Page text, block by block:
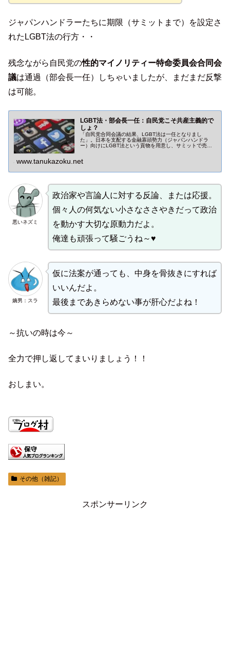
ジャパンハンドラーたちに期限（サミットまで）を設定さ
れたLGBT法の行方・・
残念ながら自民党の性的マイノリティー特命委員会合同会
議は通過（部会長一任）しちゃいましたが、まだまだ反撃
は可能。
LGBT法・部会長一任：自民党こそ共産主義的で
しょ？
「自民党合同会議の結果、LGBT法は一任となりまし
た」。日本を支配する金融寡頭勢力（ジャパンハンドラ
ー）向けにLGBT法という貢物を用意し、サミットで売国
www.tanukazoku.net
悪いネズミ
政治家や言論人に対する反論、または応援。
個々人の何気ない小さなささやきだって政治
を動かす大切な原動力だよ。
俺達も頑張って騒ごうね～♥
嫡男：スラ
仮に法案が通っても、中身を骨抜きにすれば
いいんだよ。
最後まであきらめない事が肝心だよね！
～抗いの時は今～
全力で押し返してまいりましょう！！
おしまい。
その他（雑記）
スポンサーリンク